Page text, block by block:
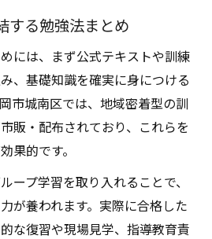
する勉強法まとめ
には、まず公式テキストや訓練
、基礎知識を確実に身につける
市城南区では、地域密着型の訓
販・配布されており、これらを
果的です。
ープ学習を取り入れることで、
が養われます。実際に合格した
な復習や現場見学、指導教育責